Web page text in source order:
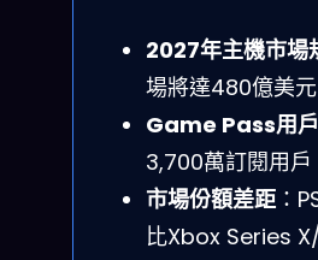
2027年主機市場
場將達480億美
Game Pass用
3,700萬訂閱用
市場份額差距 ：
比Xbox Series